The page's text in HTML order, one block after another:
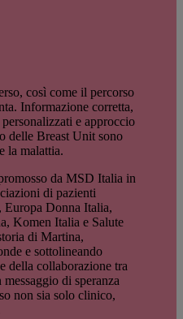
così come il percorso
Informazione corretta,
e approccio
delle Breast Unit sono
la malattia.
da MSD Italia in
di pazienti
Donna Italia,
Komen Italia e Salute
di Martina,
e sottolineando
della collaborazione tra
di speranza
non sia solo clinico,